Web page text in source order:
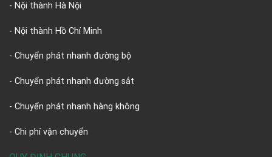
- Nội thành Hà Nội
- Nội thành Hồ Chí Minh
- Chuyển phát nhanh đường bộ
- Chuyển phát nhanh đường sắt
- Chuyển phát nhanh hàng không
- Chi phí vận chuyển